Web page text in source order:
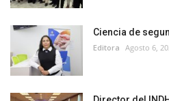
Ciencia de
Editora Agosto 6,